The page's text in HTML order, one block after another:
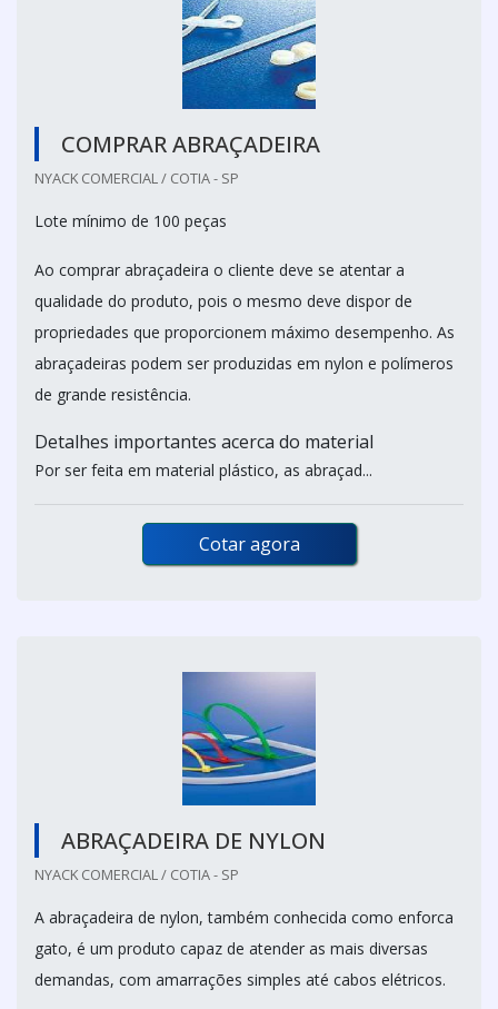
COMPRAR ABRAÇADEIRA
NYACK COMERCIAL / COTIA - SP
Lote mínimo de 100 peças
Ao comprar abraçadeira o cliente deve se atentar a
qualidade do produto, pois o mesmo deve dispor de
propriedades que proporcionem máximo desempenho. As
abraçadeiras podem ser produzidas em nylon e polímeros
de grande resistência.
Detalhes importantes acerca do material
Por ser feita em material plástico, as abraçad...
Cotar agora
ABRAÇADEIRA DE NYLON
NYACK COMERCIAL / COTIA - SP
A abraçadeira de nylon, também conhecida como enforca
gato, é um produto capaz de atender as mais diversas
demandas, com amarrações simples até cabos elétricos.